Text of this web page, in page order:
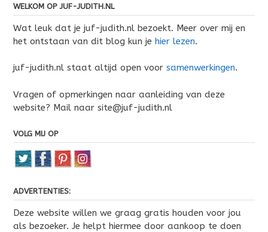
WELKOM OP JUF-JUDITH.NL
Wat leuk dat je juf-judith.nl bezoekt. Meer over mij en
het ontstaan van dit blog kun je hier lezen.
juf-judith.nl staat altijd open voor samenwerkingen.
Vragen of opmerkingen naar aanleiding van deze
website? Mail naar site@juf-judith.nl
VOLG MIJ OP
ADVERTENTIES:
Deze website willen we graag gratis houden voor jou
als bezoeker. Je helpt hiermee door aankoop te doen